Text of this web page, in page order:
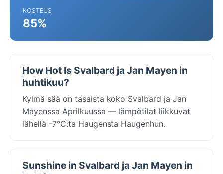
KOSTEUS
85%
How Hot Is Svalbard ja Jan Mayen in
huhtikuu?
Kylmä sää on tasaista koko Svalbard ja Jan
Mayenssa Aprilkuussa — lämpötilat liikkuvat
lähellä -7°C:ta Haugensta Haugenhun.
Sunshine in Svalbard ja Jan Mayen in